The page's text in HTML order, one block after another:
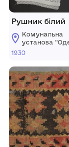
Рушник білий
Комунальна
установа
історико-
1930